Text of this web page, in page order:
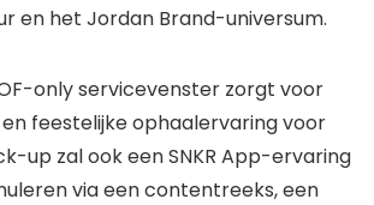
en het Jordan Brand-universum.
only servicevenster zorgt voor
feestelijke ophaalervaring voor
up zal ook een SNKR App-ervaring
via een contentreeks, een